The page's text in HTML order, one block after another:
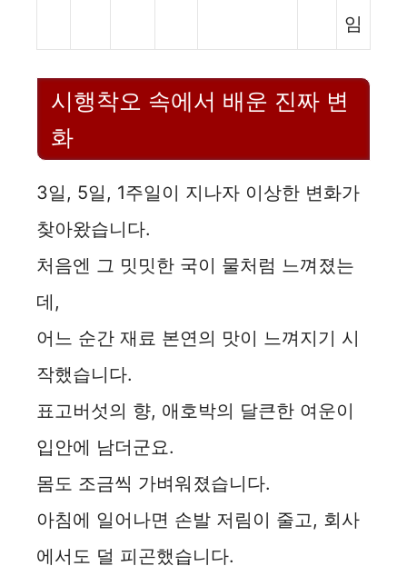
임
시행착오 속에서 배운 진짜 변
화
3일, 5일, 1주일이 지나자 이상한 변화가
찾아왔습니다.
처음엔 그 밋밋한 국이 물처럼 느껴졌는
데,
어느 순간 재료 본연의 맛이 느껴지기 시
작했습니다.
표고버섯의 향, 애호박의 달큰한 여운이
입안에 남더군요.
몸도 조금씩 가벼워졌습니다.
아침에 일어나면 손발 저림이 줄고, 회사
에서도 덜 피곤했습니다.